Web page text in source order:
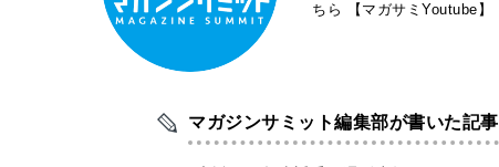
ちら
【マガサミYoutube】
マガジンサミット編集部が書いた記事